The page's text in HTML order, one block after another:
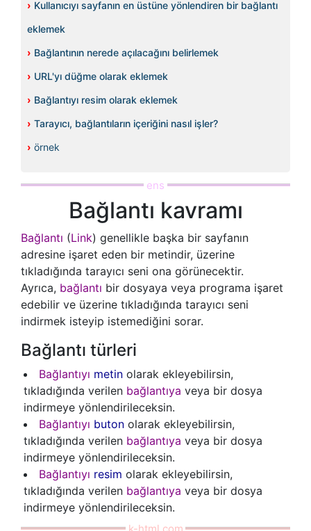
› Kullanıcıyı sayfanın en üstüne yönlendiren bir bağlantı
eklemek
› Bağlantının nerede açılacağını belirlemek
› URL'yı düğme olarak eklemek
› Bağlantıyı resim olarak eklemek
› Tarayıcı, bağlantıların içeriğini nasıl işler?
› örnek
Bağlantı kavramı
Bağlantı (Link) genellikle başka bir sayfanın
adresine işaret eden bir metindir, üzerine
tıkladığında tarayıcı seni ona görünecektir.
Ayrıca, bağlantı bir dosyaya veya programa işaret
edebilir ve üzerine tıkladığında tarayıcı seni
indirmek isteyip istemediğini sorar.
Bağlantı türleri
Bağlantıyı metin olarak ekleyebilirsin,
tıkladığında verilen bağlantıya veya bir dosya
indirmeye yönlendirileceksin.
Bağlantıyı buton olarak ekleyebilirsin,
tıkladığında verilen bağlantıya veya bir dosya
indirmeye yönlendirileceksin.
Bağlantıyı resim olarak ekleyebilirsin,
tıkladığında verilen bağlantıya veya bir dosya
indirmeye yönlendirileceksin.